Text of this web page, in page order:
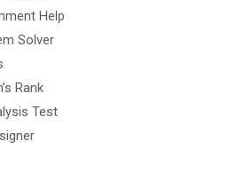
Help
Solver
Rank
Test